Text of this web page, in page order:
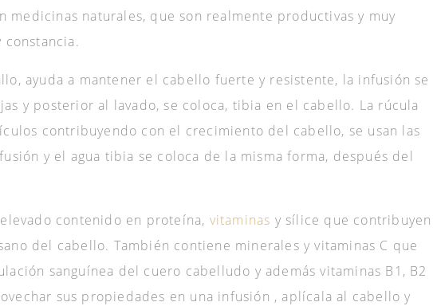
medicinas naturales, que son realmente productivas y muy
constancia.
ayuda a mantener el cabello fuerte y resistente, la infusión se
y posterior al lavado, se coloca, tibia en el cabello. La rúcula
contribuyendo con el crecimiento del cabello, se usan las
y el agua tibia se coloca de la misma forma, después del
contenido en proteína, vitaminas y sílice que contribuyen
del cabello. También contiene minerales y vitaminas C que
sanguínea del cuero cabelludo y además vitaminas B1, B2
sus propiedades en una infusión , aplícala al cabello y